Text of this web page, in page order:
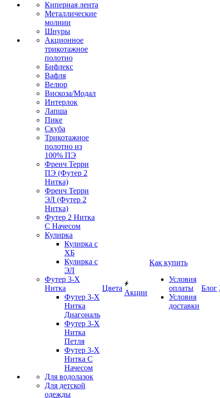
Киперная лента
Металлические
молнии
Шнуры
Акционное
трикотажное
полотно
Бифлекс
Вафля
Велюр
Вискоза/Модал
Интерлок
Лапша
Пике
Скуба
Трикотажное
полотно из
100% ПЭ
Френч Терри
ПЭ (Футер 2
Нитка)
Френч Терри
ЭЛ (Футер 2
Нитка)
Футер 2 Нитка
С Начесом
Кулирка
Кулирка с
ХБ
Кулирка с
ЭЛ
Футер 3-Х
Нитка
Футер 3-Х
Нитка
Диагональ
Футер 3-Х
Нитка
Петля
Футер 3-Х
Нитка С
Начесом
Для водолазок
Для детской
одежды
Цвета
Акции
Как купить
Условия
оплаты
Условия
доставки
Блог